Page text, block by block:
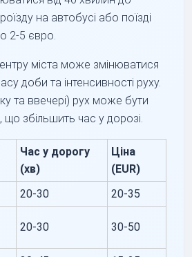
на автобусі або поїзді
2-5 євро.
міста може змінюватися
доби та інтенсивності руху.
та ввечері) рух може бути
збільшить час у дорозі.
Час у дорогу
(хв)
Ціна
(EUR)
20-30
20-35
20-30 30-50